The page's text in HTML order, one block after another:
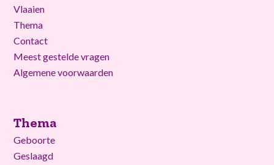
Vlaaien
Thema
Contact
Meest gestelde vragen
Algemene voorwaarden
Thema
Geboorte
Geslaagd